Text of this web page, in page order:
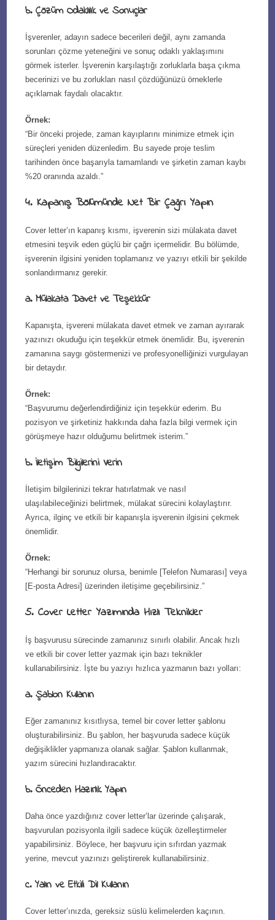
b. Çözüm Odaklılık ve Sonuçlar
İşverenler, adayın sadece becerileri değil, aynı zamanda
sorunları çözme yeteneğini ve sonuç odaklı yaklaşımını
görmek isterler. İşverenin karşılaştığı zorluklarla başa çıkma
becerinizi ve bu zorlukları nasıl çözdüğünüzü örneklerle
açıklamak faydalı olacaktır.
Örnek:
“Bir önceki projede, zaman kayıplarını minimize etmek için
süreçleri yeniden düzenledim. Bu sayede proje teslim
tarihinden önce başarıyla tamamlandı ve şirketin zaman kaybı
%20 oranında azaldı.”
4. Kapanış Bölümünde Net Bir Çağrı Yapın
Cover letter’ın kapanış kısmı, işverenin sizi mülakata davet
etmesini teşvik eden güçlü bir çağrı içermelidir. Bu bölümde,
işverenin ilgisini yeniden toplamanız ve yazıyı etkili bir şekilde
sonlandırmanız gerekir.
a. Mülakata Davet ve Teşekkür
Kapanışta, işvereni mülakata davet etmek ve zaman ayırarak
yazınızı okuduğu için teşekkür etmek önemlidir. Bu, işverenin
zamanına saygı göstermenizi ve profesyonelliğinizi vurgulayan
bir detaydır.
Örnek:
“Başvurumu değerlendirdiğiniz için teşekkür ederim. Bu
pozisyon ve şirketiniz hakkında daha fazla bilgi vermek için
görüşmeye hazır olduğumu belirtmek isterim.”
b. İletişim Bilgilerini Verin
İletişim bilgilerinizi tekrar hatırlatmak ve nasıl
ulaşılabileceğinizi belirtmek, mülakat sürecini kolaylaştırır.
Ayrıca, ilginç ve etkili bir kapanışla işverenin ilgisini çekmek
önemlidir.
Örnek:
“Herhangi bir sorunuz olursa, benimle [Telefon Numarası] veya
[E-posta Adresi] üzerinden iletişime geçebilirsiniz.”
5. Cover Letter Yazımında Hızlı Teknikler
İş başvurusu sürecinde zamanınız sınırlı olabilir. Ancak hızlı
ve etkili bir cover letter yazmak için bazı teknikler
kullanabilirsiniz. İşte bu yazıyı hızlıca yazmanın bazı yolları:
a. Şablon Kullanın
Eğer zamanınız kısıtlıysa, temel bir cover letter şablonu
oluşturabilirsiniz. Bu şablon, her başvuruda sadece küçük
değişiklikler yapmanıza olanak sağlar. Şablon kullanmak,
yazım sürecini hızlandıracaktır.
b. Önceden Hazırlık Yapın
Daha önce yazdığınız cover letter’lar üzerinde çalışarak,
başvurulan pozisyonla ilgili sadece küçük özelleştirmeler
yapabilirsiniz. Böylece, her başvuru için sıfırdan yazmak
yerine, mevcut yazınızı geliştirerek kullanabilirsiniz.
c. Yalın ve Etkili Dil Kullanın
Cover letter’ınızda, gereksiz süslü kelimelerden kaçının.